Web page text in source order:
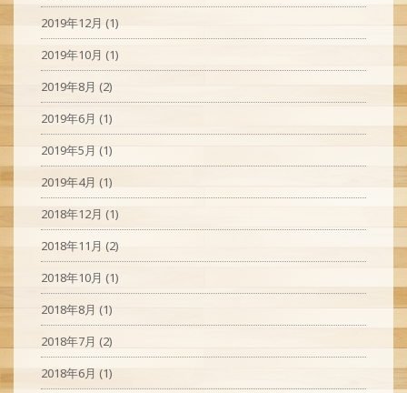
2019年12月 (1)
2019年10月 (1)
2019年8月 (2)
2019年6月 (1)
2019年5月 (1)
2019年4月 (1)
2018年12月 (1)
2018年11月 (2)
2018年10月 (1)
2018年8月 (1)
2018年7月 (2)
2018年6月 (1)